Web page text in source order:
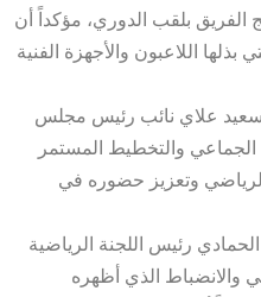
الفريق بلقب الدوري، مؤكداً أن
بذلها اللاعبون والأجهزة الفنية
سعيد علاي نائب رئيس مجلس
الجماعي والتخطيط المستمر
الرياضي وتعزيز حضوره في
رئيس اللجنة الرياضية
والانضباط الذي أظهره